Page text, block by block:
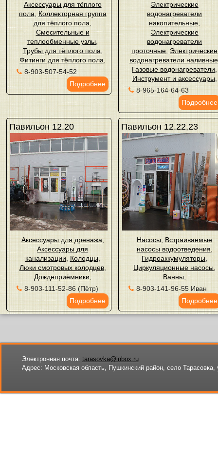
Аксессуары для тёплого
пола
Коллекторная группа
для тёплого пола
Смесительные и
теплообменные узлы
Трубы для тёплого пола
Фитинги для тёплого пола
8-903-507-54-52
Подробнее
Электрические
водонагреватели
накопительные
Электрические
водонагреватели
проточные Электрические
водонагреватели наливные
Газовые водонагреватели
Инструмент и аксессуары,
8-965-164-64-63
Подробнее
Павильон 12.20
Аксессуары для дренажа
Аксессуары для
канализации
Колодцы,
Люки смотровых колодцев,
Дождеприёмники
8-903-111-52-86 (Пётр)
Подробнее
Павильон 12.22,23
Насосы Встраиваемые
насосы водоотведения
Гидроаккумуляторы
Циркуляционные насосы
Ванны
8-903-141-96-55 Иван
Подробнее
Электронная почта: tarasovka@inbox.ru
Адрес: Московская область, Пушкинский район, село